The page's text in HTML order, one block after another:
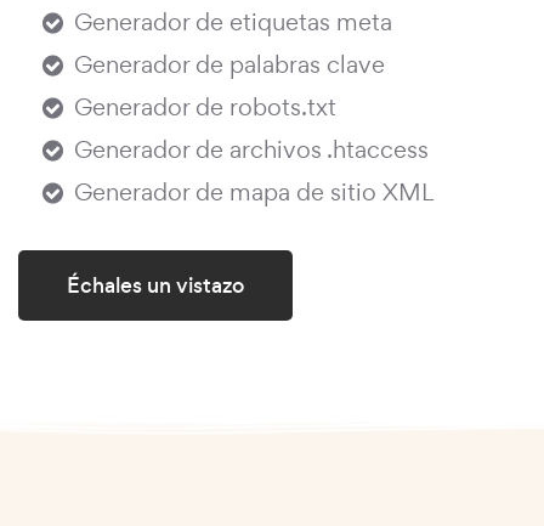
Generador de etiquetas meta
Generador de palabras clave
Generador de robots.txt
Generador de archivos .htaccess
Generador de mapa de sitio XML
Échales un vistazo